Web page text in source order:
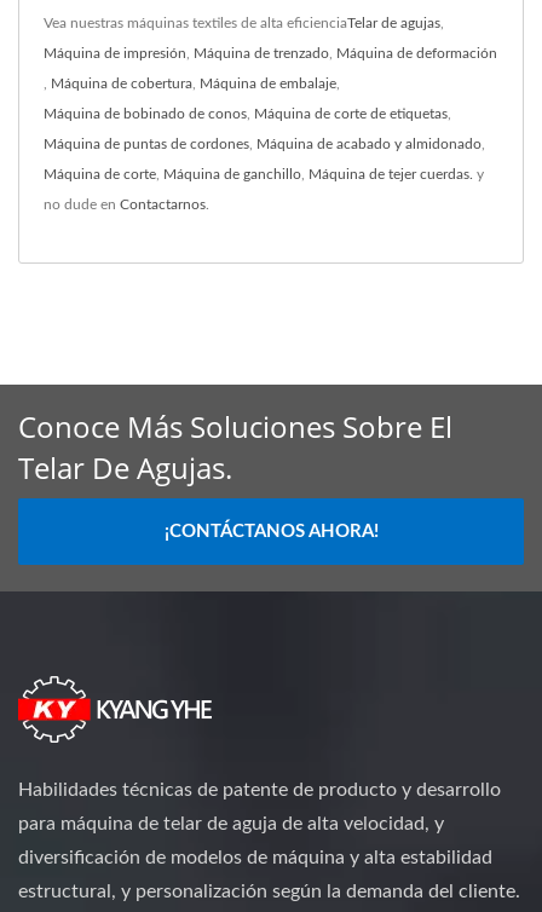
Vea nuestras máquinas textiles de alta eficienciaTelar de agujas
Máquina de impresión Máquina de trenzado Máquina de deformación
Máquina de cobertura Máquina de embalaje
Máquina de bobinado de conos Máquina de corte de etiquetas
Máquina de puntas de cordones Máquina de acabado y almidonado
Máquina de corte Máquina de ganchillo Máquina de tejer cuerdas. y
no dude en Contactarnos
Conoce Más Soluciones Sobre El
Telar De Agujas.
¡CONTÁCTANOS AHORA!
Habilidades técnicas de patente de producto y desarrollo
para máquina de telar de aguja de alta velocidad, y
diversificación de modelos de máquina y alta estabilidad
estructural, y personalización según la demanda del cliente.